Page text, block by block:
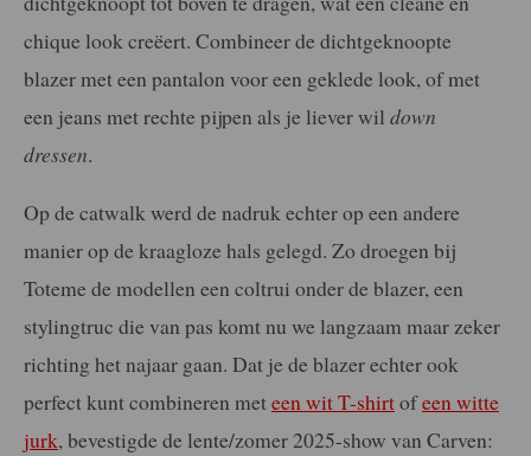
chique look creëert. Combineer de dichtgeknoopte
blazer met een pantalon voor een geklede look, of met
een jeans met rechte pijpen als je liever wil down
dressen.
Op de catwalk werd de nadruk echter op een andere
manier op de kraagloze hals gelegd. Zo droegen bij
Toteme de modellen een coltrui onder de blazer, een
stylingtruc die van pas komt nu we langzaam maar zeker
richting het najaar gaan. Dat je de blazer echter ook
perfect kunt combineren meteen wit T-shirtofeen witte
jurk, bevestigde de lente/zomer 2025-show van Carven: